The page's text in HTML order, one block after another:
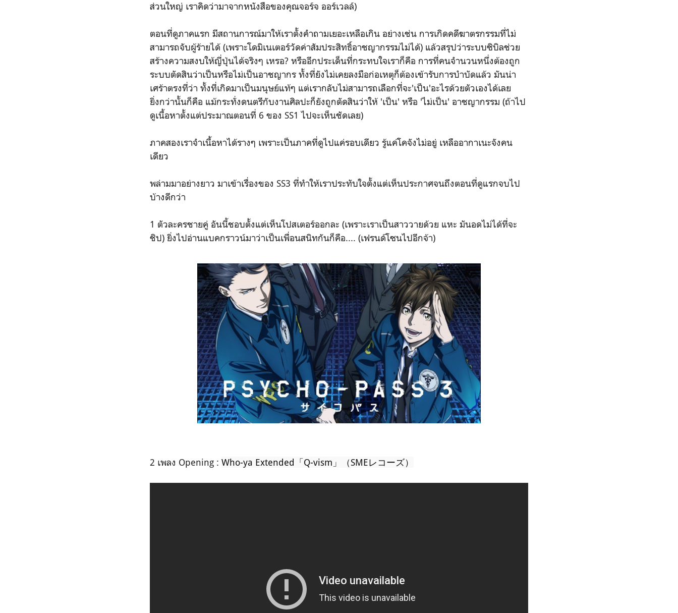
ส่วนใหญ่ เราคิดว่ามาจากหนังสือของคุณจอร์จ ออร์เวลล์)
ตอนที่ดูภาคแรก มีสถานการณ์มาให้เราตั้งคำถามเยอะเหลือเกิน อย่างเช่น การเกิดคดีฆาตรกรรมที่ไม่
สามารถจับผู้ร้ายได้ (เพราะโดมิเนเตอร์วัดค่าสัมประสิทธิ์อาชญากรรมไม่ได้) แล้วสรุปว่าระบบซิบิลช่วย
สร้างความสงบให้ญี่ปุ่นได้จริงๆ เหรอ? หรืออีกประเด็นที่กระทบใจเราก็คือ การที่คนจำนวนหนึ่งต้องถูก
ระบบตัดสินว่าเป็นหรือไม่เป็นอาชญากร ทั้งที่ยังไม่เคยลงมือก่อเหตุก็ต้องเข้ารับการบำบัดแล้ว มันน่า
เศร้าตรงที่ว่า ทั้งที่เกิดมาเป็นมนุษย์แท้ๆ แต่เรากลับไม่สามารถเลือกที่จะ'เป็น'อะไรด้วยตัวเองได้เลย
ยิ่งกว่านั้นก็คือ แม้กระทั่งดนตรีกับงานศิลปะก็ยังถูกตัดสินว่าให้ 'เป็น' หรือ 'ไม่เป็น' อาชญากรรม (ถ้าไป
ดูเนื้อหาตั้งแต่ประมาณตอนที่ 6 ของ SS1 ไปจะเห็นชัดเลย)
ภาคสองเราจำเนื้อหาได้รางๆ เพราะเป็นภาคที่ดูไปแค่รอบเดียว รู้แค่โคจังไม่อยู่ เหลืออากาเนะจังคน
เดียว
พล่ามมาอย่างยาว มาเข้าเรื่องของ SS3 ที่ทำให้เราประทับใจตั้งแต่เห็นประกาศจนถึงตอนที่ดูแรกจบไป
บ้างดีกว่า
1 ตัวละครชายคู่ อันนี้ชอบตั้งแต่เห็นโปสเตอร์ออกละ (เพราะเราเป็นสาววายด้วย แหะ มันอดไม่ได้ที่จะ
ชิป) ยิ่งไปอ่านแบคกราวน์มาว่าเป็นเพื่อนสนิทกันก็คือ.... (เฟรนด์โซนไปอีกจ้า)
2 เพลง Opening : Who-ya Extended「Q-vism」（SMEレコーズ）